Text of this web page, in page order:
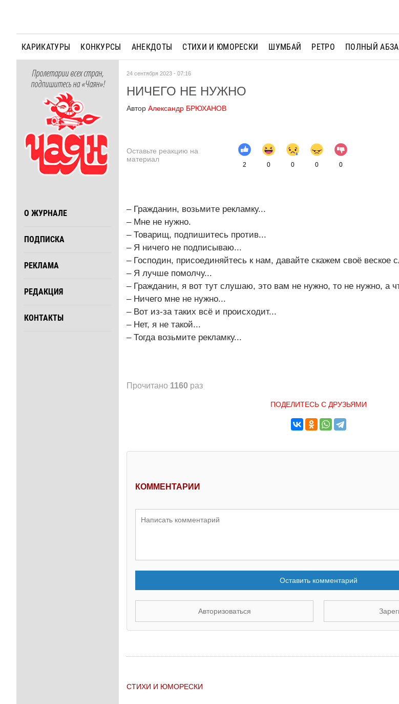
КАРИКАТУРЫ КОНКУРСЫ АНЕКДОТЫ СТИХИ И ЮМОРЕСКИ ШУМБАЙ РЕТРО ПОЛНЫЙ
Пролетарии всех стран,
подпишитесь на «Чаян»!
О ЖУРНАЛЕ
ПОДПИСКА
РЕКЛАМА
РЕДАКЦИЯ
КОНТАКТЫ
24 сентября 2023 - 07:16
НИЧЕГО НЕ НУЖНО
Автор Александр БРЮХАНОВ
Оставьте реакцию на
материал
2 0 0 0 0
– Гражданин, возьмите рекламку...
– Мне не нужно.
– Товарищ, подпишитесь против...
– Я ничего не подписываю...
– Господин, присоединяйтесь к нам, давайте скажем своё веское
– Я лучше помолчу...
– Гражданин, я вот тут слушаю, это вам не нужно, то не нужно, а
– Ничего мне не нужно...
– Вот из-за таких всё и происходит...
– Нет, я не такой...
– Тогда возьмите рекламку...
Прочитано 1160 раз
ПОДЕЛИТЕСЬ С ДРУЗЬЯМИ
КОММЕНТАРИИ
Оставить комментарий
Авторизоваться
СТИХИ И ЮМОРЕСКИ